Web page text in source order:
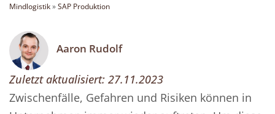
Mindlogistik»SAP Produktion
Aaron Rudolf
Zuletzt aktualisiert: 27.11.2023
Zwischenfälle, Gefahren und Risiken können in